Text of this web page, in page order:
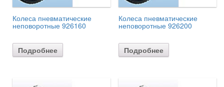
Колеса пневматические
неповоротные 926160
Подробнее
Колеса пневматические
неповоротные 926200
Подробнее